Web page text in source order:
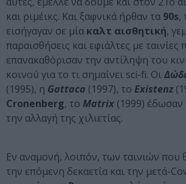
και ριμέικς. Και ξαφνικά ήρθαν τα 90s,
εισήγαγαν σε μία καλτ αισθητική,
παραισθήσεις και εφιάλτες με ταινίες
επανακαθόρισαν την αντίληψη του
κοινού για το τι σημαίνει sci-fi. Οι
(1995), η Gattaca (1997), το Existenz
Cronenberg, το Matrix (1999) έδωσαν
την αλλαγή της χιλιετίας.
Εν αναμονή, λοιπόν, των ταινιών
την επόμενη δεκαετία και την μετά-